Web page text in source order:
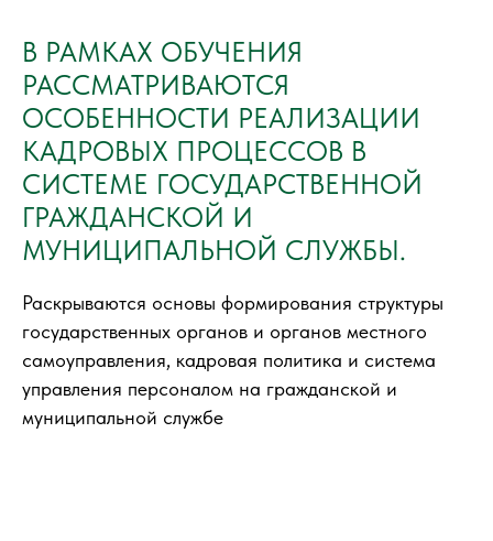
В РАМКАХ ОБУЧЕНИЯ
РАССМАТРИВАЮТСЯ
ОСОБЕННОСТИ РЕАЛИЗАЦИИ
КАДРОВЫХ ПРОЦЕССОВ В
СИСТЕМЕ ГОСУДАРСТВЕННОЙ
ГРАЖДАНСКОЙ И
МУНИЦИПАЛЬНОЙ СЛУЖБЫ.
Раскрываются основы формирования структуры
государственных органов и органов местного
самоуправления, кадровая политика и система
управления персоналом на гражданской и
муниципальной службе